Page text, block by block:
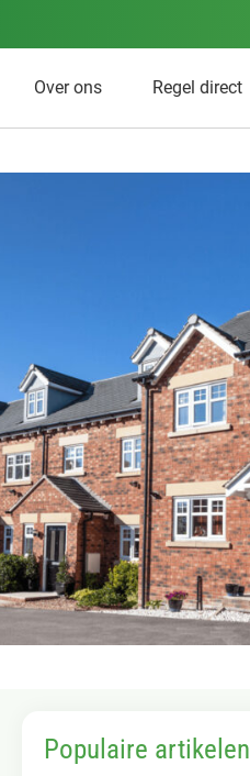
Over ons Regel direct
Populaire artikelen